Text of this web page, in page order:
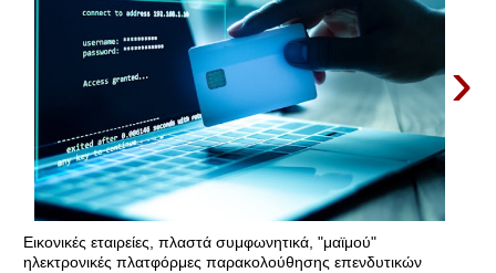
›
Εικονικές εταιρείες, πλαστά συμφωνητικά, "μαϊμού"
ηλεκτρονικές πλατφόρμες παρακολούθησης επενδυτικών